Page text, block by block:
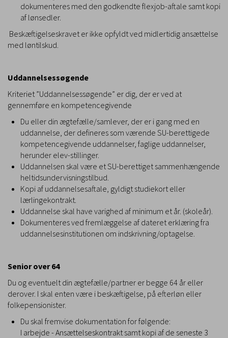
dokumenteres med den godkendte flexjob-aftale samt kopi
af lønsedler.
Beskæftigelseskravet er ikke opfyldt ved midlertidig ansættelse
med løntilskud.
Uddannelsessøgende
Kriteriet ”Uddannelsessøgende” er dig, der er ved at
gennemføre en kompetencegivende
Du eller din ægtefælle/samlever, der er i gang med en
uddannelse, der defineres som værende SU-berettigede
kompetencegivende uddannelser, faglige uddannelser,
herunder elev-stillinger.
Uddannelsen skal være et SU-berettiget sammenhængende
heltidsundervisningstilbud.
Kopi af uddannelsesaftale, gyldigt studiekort eller
lærlingekontrakt.
Uddannelse skal have varighed af minimum et år. (skoleår).
Dokumenteres ved fremlæggelse af dateret erklæring fra
uddannelsesinstitutionen om indskrivning/optagelse.
Senior over 64
Du og eventuelt din ægtefælle/partner er begge 64 år eller
derover. I skal enten være i beskæftigelse, på efterløn eller
folkepensionister.
Du skal fremvise dokumentation for følgende:
I arbejde - Ansættelseskontrakt samt kopi af de seneste 3